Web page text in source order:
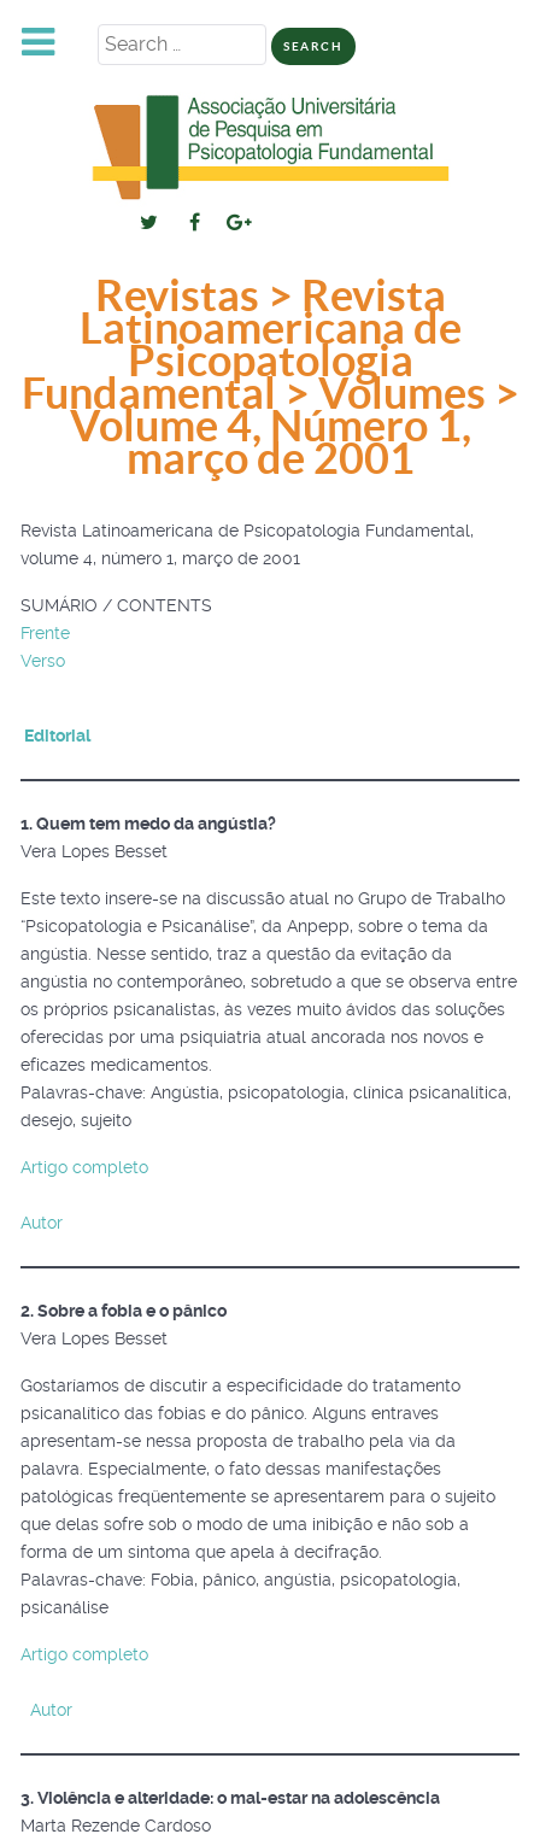
Search
Revistas > Revista
Latinoamericana de
Psicopatologia
Fundamental > Volumes >
Volume 4, Número 1,
março de 2001
Revista Latinoamericana de Psicopatologia Fundamental,
volume 4, número 1, março de 2001
SUMÁRIO / CONTENTS
Frente
Verso
Editorial
1. Quem tem medo da angústia?
Vera Lopes Besset
Este texto insere-se na discussão atual no Grupo de Trabalho
“Psicopatologia e Psicanálise”, da Anpepp, sobre o tema da
angústia. Nesse sentido, traz a questão da evitação da
angústia no contemporâneo, sobretudo a que se observa entre
os próprios psicanalistas, às vezes muito ávidos das soluções
oferecidas por uma psiquiatria atual ancorada nos novos e
eficazes medicamentos.
Palavras-chave: Angústia, psicopatologia, clínica psicanalítica,
desejo, sujeito
Artigo completo
Autor
2. Sobre a fobia e o pânico
Vera Lopes Besset
Gostaríamos de discutir a especificidade do tratamento
psicanalítico das fobias e do pânico. Alguns entraves
apresentam-se nessa proposta de trabalho pela via da
palavra. Especialmente, o fato dessas manifestações
patológicas freqüentemente se apresentarem para o sujeito
que delas sofre sob o modo de uma inibição e não sob a
forma de um sintoma que apela à decifração.
Palavras-chave: Fobia, pânico, angústia, psicopatologia,
psicanálise
Artigo completo
Autor
3. Violência e alteridade: o mal-estar na adolescência
Marta Rezende Cardoso